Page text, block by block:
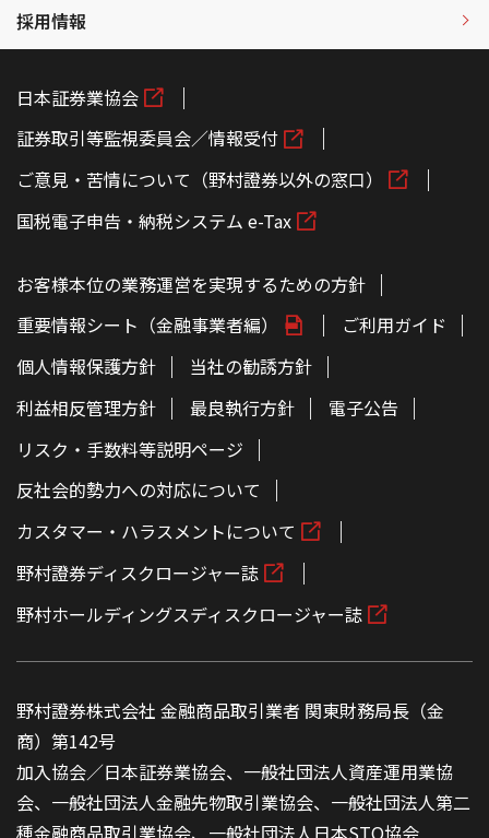
採用情報
日本証券業協会
証券取引等監視委員会／情報受付
ご意見・苦情について（野村證券以外の窓口）
国税電子申告・納税システム e-Tax
お客様本位の業務運営を実現するための方針
重要情報シート（金融事業者編）
ご利用ガイド
個人情報保護方針
当社の勧誘方針
利益相反管理方針
最良執行方針
電子公告
リスク・手数料等説明ページ
反社会的勢力への対応について
カスタマー・ハラスメントについて
野村證券ディスクロージャー誌
野村ホールディングスディスクロージャー誌
野村證券株式会社 金融商品取引業者 関東財務局長（金
商）第142号
加入協会／日本証券業協会、一般社団法人資産運用業協
会、一般社団法人金融先物取引業協会、一般社団法人第二